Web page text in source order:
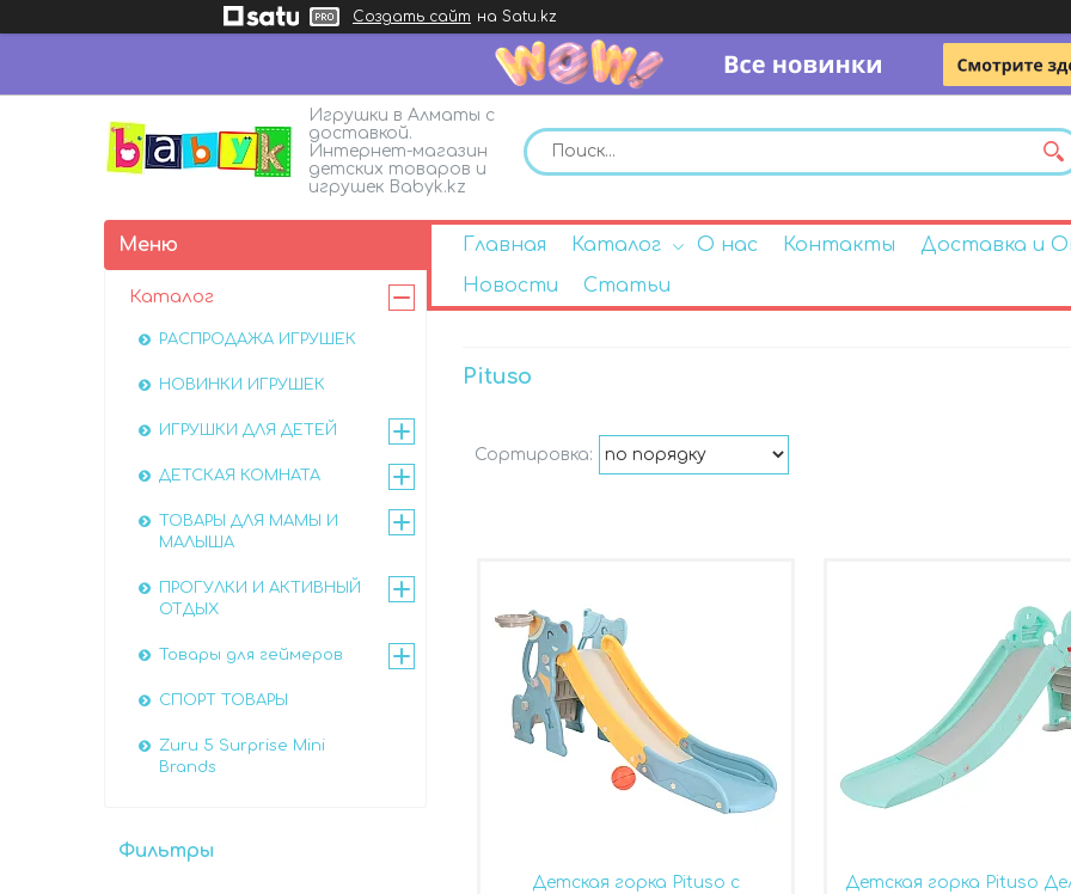
Создать сайт на Satu.kz
Игрушки в Алматы с
доставкой.
Интернет-магазин
детских товаров и
игрушек Babyk.kz
Главная Каталог О нас Контакты
Доставка и
Новости
Статьи
Pituso
Детская горка Pituso с
Детская горка Pituso
Каталог
РАСПРОДАЖА ИГРУШЕК
НОВИНКИ ИГРУШЕК
ИГРУШКИ ДЛЯ ДЕТЕЙ
ДЕТСКАЯ КОМНАТА
ТОВАРЫ ДЛЯ МАМЫ И
МАЛЫША
ПРОГУЛКИ И АКТИВНЫЙ
ОТДЫХ
Товары для геймеров
СПОРТ ТОВАРЫ
Zuru 5 Surprise Mini
Brands
Фильтры